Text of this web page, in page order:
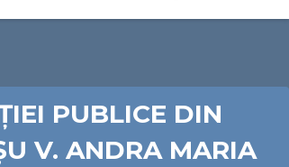
PUBLICE DIN
V. ANDRA MARIA